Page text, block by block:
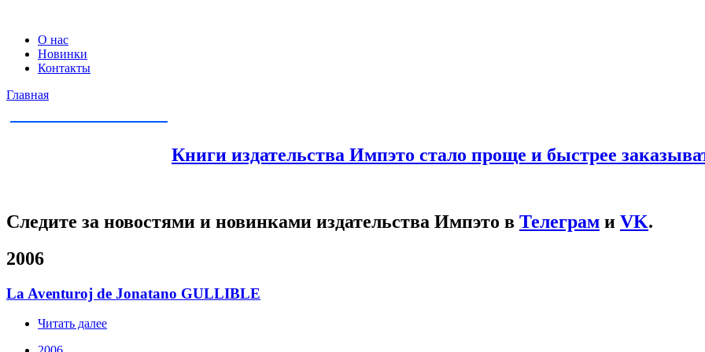
О нас
Новинки
Контакты
Главная
Книги издательства Импэто стало проще и быстрее
Следите за новостями и новинками издательства Импэто в Телеграм и VK.
2006
La Aventuroj de Jonatano GULLIBLE
Читать далее